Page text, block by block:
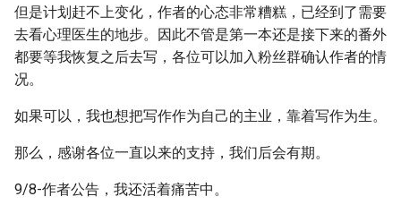
但是计划赶不上变化，作者的心态非常糟糕，已经到了需要
去看心理医生的地步。因此不管是第一本还是接下来的番外
都要等我恢复之后去写，各位可以加入粉丝群确认作者的情
况。
如果可以，我也想把写作作为自己的主业，靠着写作为生。
那么，感谢各位一直以来的支持，我们后会有期。
9/8-作者公告，我还活着痛苦中。